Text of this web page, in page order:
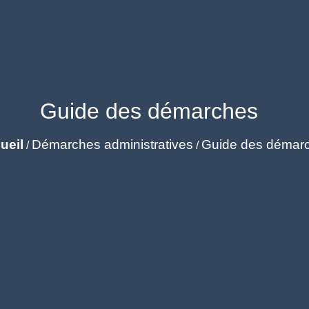
Guide des démarches
/ Démarches administratives / Guide des